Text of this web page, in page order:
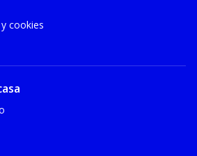
cookies